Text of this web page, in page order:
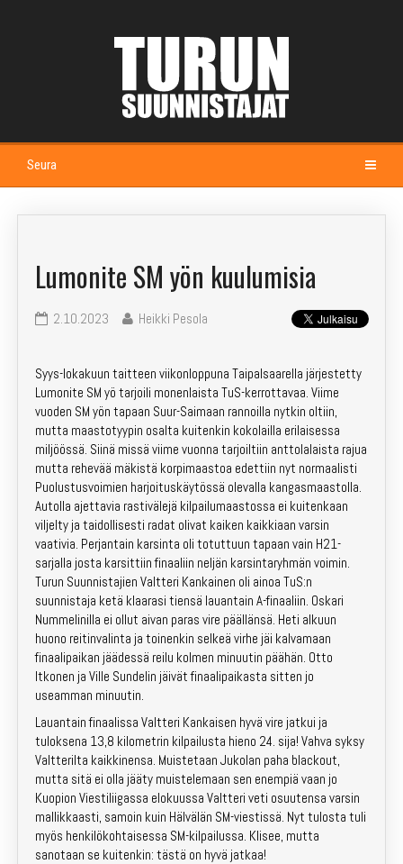
Seura
Etusivu
Seuramaja Alppila
Emit-vuokraus
Kartat
Kotisivuarkisto
Laskutus
Yhteystiedot
Liity jäseneksi!
Kilpailut
Lapset & nuoret
Valmennus
Kuntosuunnistus
Jäsenille
Lumonite SM yön kuulumisia
2.10.2023 Heikki Pesola
Syys-lokakuun taitteen viikonloppuna Taipalsaarella järjestetty
Lumonite SM yö tarjoili monenlaista TuS-kerrottavaa. Viime
vuoden SM yön tapaan Suur-Saimaan rannoilla nytkin oltiin,
mutta maastotyypin osalta kuitenkin kokolailla erilaisessa
miljöössä. Siinä missä viime vuonna tarjoiltiin anttolalaista rajua
mutta rehevää mäkistä korpimaastoa edettiin nyt normaalisti
Puolustusvoimien harjoituskäytössä olevalla kangasmaastolla.
Autolla ajettavia rastivälejä kilpailumaastossa ei kuitenkaan
viljelty ja taidollisesti radat olivat kaiken kaikkiaan varsin
vaativia. Perjantain karsinta oli totuttuun tapaan vain H21-
sarjalla josta karsittiin finaaliin neljän karsintaryhmän voimin.
Turun Suunnistajien Valtteri Kankainen oli ainoa TuS:n
suunnistaja ketä klaarasi tiensä lauantain A-finaaliin. Oskari
Nummelinilla ei ollut aivan paras vire päällänsä. Heti alkuun
huono reitinvalinta ja toinenkin selkeä virhe jäi kalvamaan
finaalipaikan jäädessä reilu kolmen minuutin päähän. Otto
Itkonen ja Ville Sundelin jäivät finaalipaikasta sitten jo
useamman minuutin.
Lauantain finaalissa Valtteri Kankaisen hyvä vire jatkui ja
tuloksena 13,8 kilometrin kilpailusta hieno 24. sija! Vahva syksy
Valtterilta kaikkinensa. Muistetaan Jukolan paha blackout,
mutta sitä ei olla jääty muistelemaan sen enempiä vaan jo
Kuopion Viestiliigassa elokuussa Valtteri veti osuutensa varsin
mallikkaasti, samoin kuin Hälvälän SM-viestissä. Nyt tulosta tuli
myös henkilökohtaisessa SM-kilpailussa. Klisee, mutta
sanotaan se kuitenkin: tästä on hyvä jatkaa!